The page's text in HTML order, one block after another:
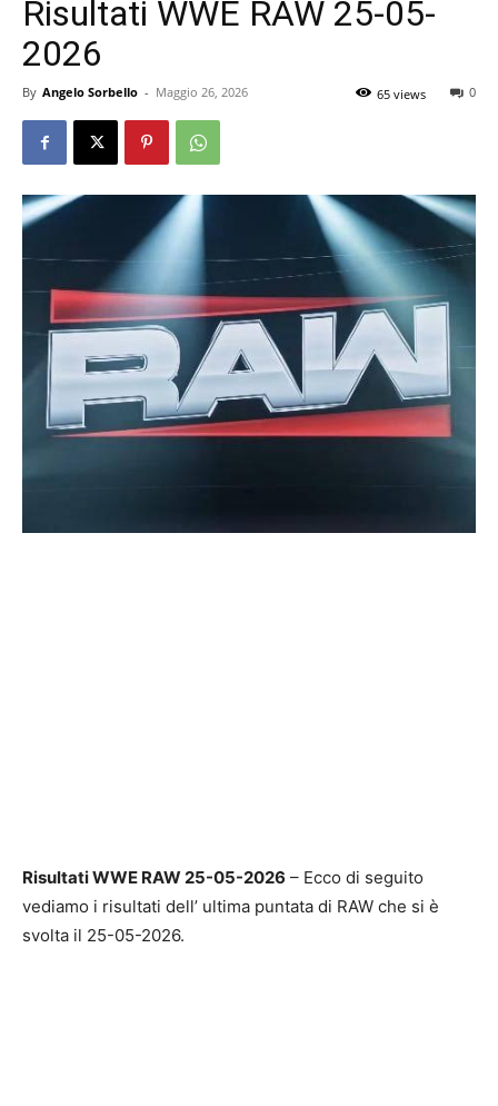
Risultati WWE RAW 25-05-
2026
By Angelo Sorbello - Maggio 26, 2026 0
65 views
Risultati WWE RAW 25-05-2026 – Ecco di seguito
vediamo i risultati dell’ ultima puntata di RAW che si è
svolta il 25-05-2026.